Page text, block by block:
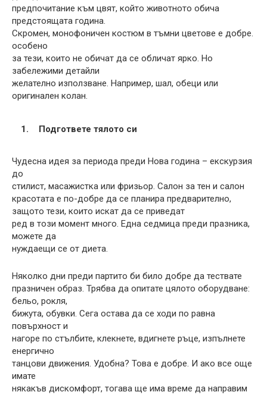
предпочитание към цвят, който животното обича
предстоящата година.
Скромен, монофоничен костюм в тъмни цветове е добре.
особено
за тези, които не обичат да се обличат ярко. Но
забележими детайли
желателно използване. Например, шал, обеци или
оригинален колан.
Подгответе тялото си
Чудесна идея за периода преди Нова година – екскурзия
до
стилист, масажистка или фризьор. Салон за тен и салон
красотата е по-добре да се планира предварително,
защото тези, които искат да се приведат
ред в този момент много. Една седмица преди празника,
можете да
нуждаещи се от диета.
Няколко дни преди партито би било добре да тествате
празничен образ. Трябва да опитате цялото оборудване:
бельо, рокля,
бижута, обувки. Сега остава да се ходи по равна
повърхност и
нагоре по стълбите, клекнете, вдигнете ръце, изпълнете
енергично
танцови движения. Удобна? Това е добре. И ако все още
имате
някакъв дискомфорт, тогава ще има време да направим